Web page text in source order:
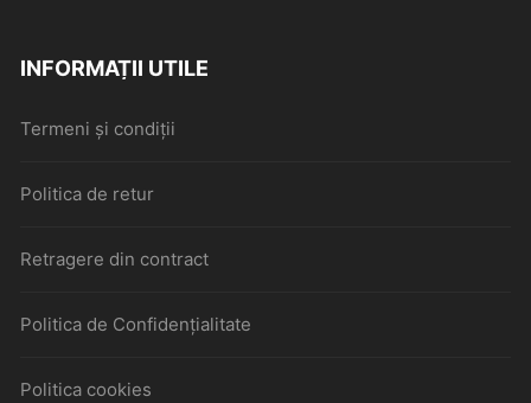
INFORMAȚII UTILE
Termeni și condiții
Politica de retur
Retragere din contract
Politica de Confidențialitate
Politica cookies